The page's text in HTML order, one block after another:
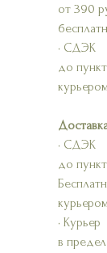
от 390
• СДЭК
до
• СДЭК
до
• Курьер
в